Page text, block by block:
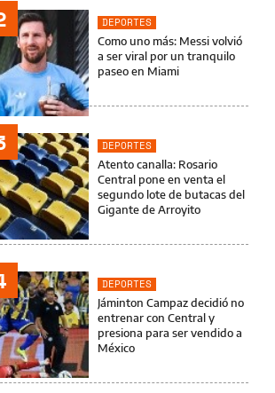
DEPORTES
Como uno más: Messi volvió
a ser viral por un tranquilo
paseo en Miami
DEPORTES
Atento canalla: Rosario
Central pone en venta el
segundo lote de butacas del
Gigante de Arroyito
DEPORTES
Jáminton Campaz decidió no
entrenar con Central y
presiona para ser vendido a
México